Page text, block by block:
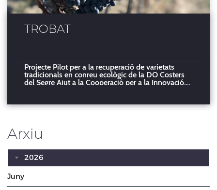
TROBAT
Projecte Pilot per a la recuperació de varietats
tradicionals en conreu ecològic de la DO Costers
del Segre Ajut a la Cooperació per a la Innovació.
negre molt característica de les comarques de
Arxiu
2026
Juny